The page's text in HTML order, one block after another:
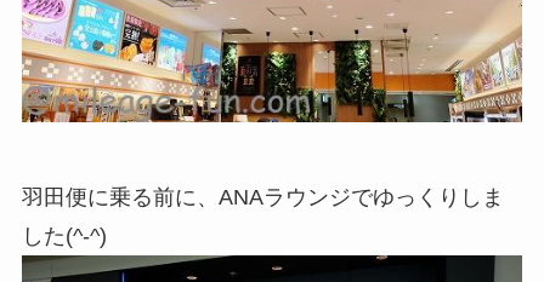
羽田便に乗る前に、ANAラウンジでゆっくりしま
した(^-^)